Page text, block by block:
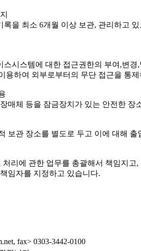
을 최소 6개월 이상 보관, 관리하고
시스템에 대한 접근권한의 부여,변
용하여 외부로부터의 무단 접근을 통
매체 등을 잠금장치가 있는 안전한 장
보관 장소를 별도로 두고 이에 대해
리에 관한 업무를 총괄해서 책임지고
임자를 지정하고 있습니다.
fax> 0303-3442-0100